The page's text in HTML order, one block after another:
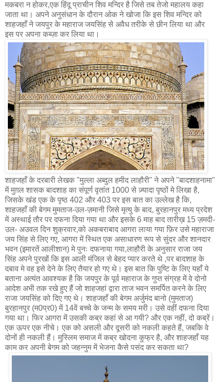
मकबरा न होकर,एक हिंदू प्राचीन शिव मन्दिर है जिसे तब तेजो महालय कहा
जाता था। अपने अनुसंधान के दौरान ओक ने खोजा कि इस शिव मन्दिर को
शाहजहाँ ने जयपुर के महाराज जयसिंह से अवैध तरीके से छीन लिया था और
इस पर अपना कब्ज़ा कर लिया था।
शाहजहाँ के दरबारी लेखक "मुल्ला अब्दुल हमीद लाहौरी" ने अपने "बादशाहनामा"
में मुग़ल शासक बादशाह का संपूर्ण वृतांत 1000 से ज़्यादा पृष्ठों मे लिखा है,
जिसके खंड एक के पृष्ठ 402 और 403 पर इस बात का उल्लेख है कि,
शाहजहाँ की बेगम मुमताज-उल-ज़मानी जिसे मृत्यु के बाद, बुरहानपुर मध्य प्रदेश
में अस्थाई तौर पर दफना दिया गया था और इसके 6 माह बाद तारीख़ 15 ज़मदी-
उल- अउवल दिन शुक्रवार,को अकबराबाद आगरा लाया गया फ़िर उसे महाराजा
जय सिंह से लिए गए, आगरा में स्थित एक असाधारण रूप से सुंदर और शानदार
भवन (इमारतें आलीशान) मे पुनः दफनाया गया,लाहौरी के अनुसार राजा जय
सिंह अपने पुरखों कि इस आली मंजिल से बेहद प्यार करते थे ,पर बादशाह के
दबाव मे वह इसे देने के लिए तैयार हो गए थे। इस बात कि पुष्टि के लिए यहाँ ये
बताना अत्यंत आवश्यक है कि जयपुर के पूर्व महाराज के गुप्त संग्रह में वे दोनो
आदेश अभी तक रखे हुए हैं जो शाहजहां द्वारा ताज भवन समर्पित करने के लिए
राजा जयसिंह को दिए गए थे। शाहजहाँ की बेगम अर्जुमंद बानो (मुमताज)
बुरहानपुर (म0प्र0) में 14वें बच्चे के जन्म के समय मरी। उसे वहीं दफना दिया
गया था। फिर आगरा में उसकी कब्र कहां से आ गयी? और एक नहीं, दो कब्रें।
एक ऊपर एक नीचे। एक को असली और दूसरी को नकली कहते हैं, जबकि वे
दोनों ही नकली हैं। मुस्लिम समाज में कब्र खोदना कुफ्र है, और शाहजहाँ यह
काम कर अपनी बेगम को जहन्नुम में भेजना कैसे पसंद कर सकता था?